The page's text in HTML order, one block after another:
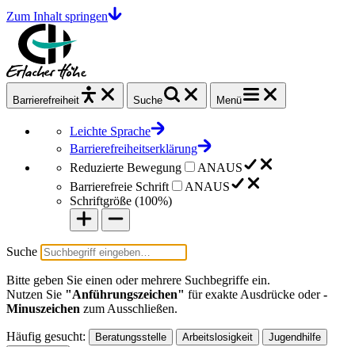
Zum Inhalt springen
Barrierefrei heit Suche Menü
Leichte Sprache
Barrierefreiheitserklärung
Reduzierte Bewegung
ANAUS
Barrierefreie Schrift
ANAUS
Schriftgröße (100%)
Suche
Bitte geben Sie einen oder mehrere Suchbegriffe ein.
Nutzen Sie "Anführungszeichen" für exakte Ausdrücke oder-
Minuszeichen zum Ausschließen.
Häufig gesucht: Beratungsstelle Arbeitslosigkeit
Jugendhilfe